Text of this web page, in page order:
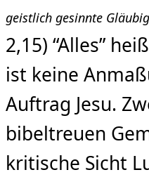
geistlich gesinnte
2,15) “Alles”
ist keine
Auftrag Jesu.
bibeltreuen
kritische Sicht